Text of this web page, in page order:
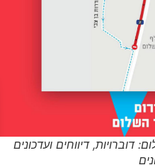
דוברויות, דיווחים ועדכונים